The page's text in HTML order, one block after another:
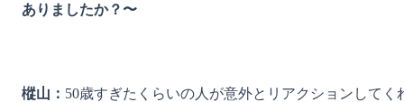
ありましたか？〜
樅山： 50歳すぎたくらいの人が意外とリアクションしてく